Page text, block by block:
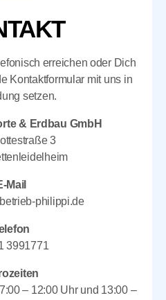
erreichen oder Dich
Kontaktformular mit uns in
setzen.
& Erdbau GmbH
3
Mail
philippi.de
3991771
– 12:00 Uhr und 13:00 –